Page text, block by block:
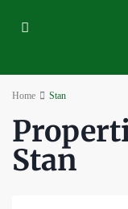
Home Stan
Stan